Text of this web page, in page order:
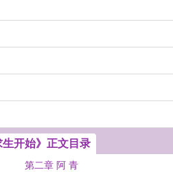
生开始》正文目录
第二章 阿 青